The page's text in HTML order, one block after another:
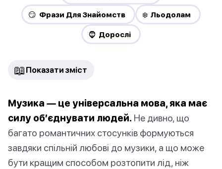
😏 Фрази Для Знайомств ❄️ Льодолам
🧔 Дорослі
📖 Показати зміст
Музика — це універсальна мова, яка має
силу об’єднувати людей. Не дивно, що
багато романтичних стосунків формуються
завдяки спільній любові до музики, а що може
бути кращим способом розтопити лід, ніж